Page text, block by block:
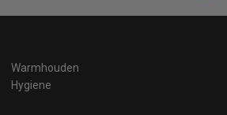
Warmhouden
Hygiene